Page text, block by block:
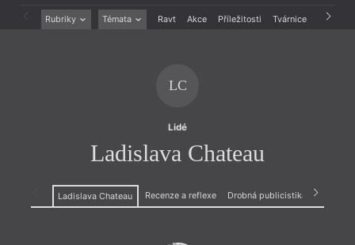
Rubriky Témata Ravt Akce Příležitosti Tvárnice Archiv
LC
Lidé
Ladislava Chateau
Ladislava Chateau Recenze a reflexe Drobná publicistika